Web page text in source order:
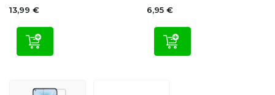
13,99 € 6,95 €